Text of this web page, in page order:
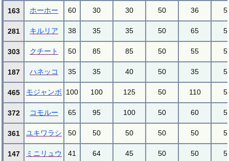
163 ホーホー 60 30 30 50 36
281 キルリア 38 35 35 50 65
303 クチート 50 85 85 50 55
187 ハネッコ 35 35 40 50 35
465 モジャンボ 100 100 125 50 110
372 コモルー 65 95 100 50 60
361 ユキワラシ 50 50 50 50 50
147 ミニリュウ 41 64 45 50 50